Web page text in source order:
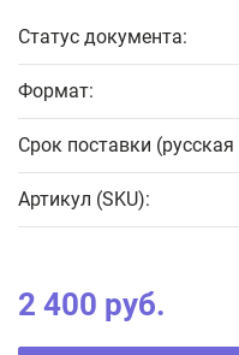
Статус документа:
Формат:
Срок поставки (русская
Артикул (SKU):
2 400 руб.